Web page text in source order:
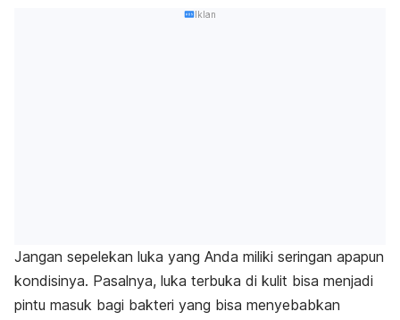
Iklan
Jangan sepelekan luka yang Anda miliki seringan apapun
kondisinya. Pasalnya, luka terbuka di kulit bisa menjadi
pintu masuk bagi bakteri yang bisa menyebabkan